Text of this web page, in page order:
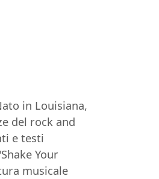
in Louisiana,
del rock and
e testi
Your
musicale